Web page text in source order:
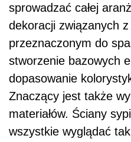
sprowadzać całej
dekoracji związanych
przeznaczonym do
stworzenie bazowych
dopasowanie
Znaczący jest także
materiałów. Ściany
wszystkie wyglądać